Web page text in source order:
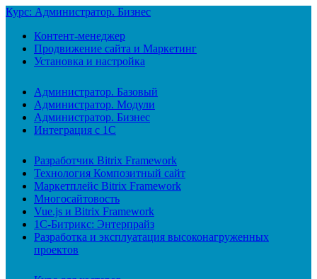
Курс: Администратор. Бизнес
Контент-менеджер
Продвижение сайта и Маркетинг
Установка и настройка
Администратор. Базовый
Администратор. Модули
Администратор. Бизнес
Интеграция с 1С
Разработчик Bitrix Framework
Технология Композитный сайт
Маркетплейс Bitrix Framework
Многосайтовость
Vue.js и Bitrix Framework
1С-Битрикс: Энтерпрайз
Разработка и эксплуатация высоконагруженных
проектов